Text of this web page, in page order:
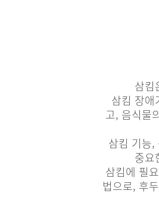
삼킴
삼킴 장애
고, 음식물
삼킴 기능,
중요
삼킴에 필
법으로, 후